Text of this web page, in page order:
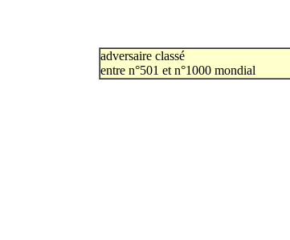
adversaire classé
entre n°501 et n°1000 mondial